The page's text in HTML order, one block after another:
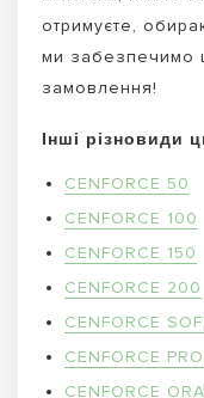
отримуєте,
ми забезпечимо
замовлення!
Інші різновиди
CENFORCE 50
CENFORCE 100
CENFORCE 150
CENFORCE 200
CENFORCE
CENFORCE
CENFORCE